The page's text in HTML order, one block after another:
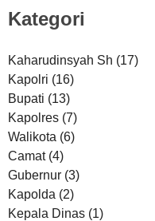
Kategori
Kaharudinsyah Sh (17)
Kapolri (16)
Bupati (13)
Kapolres (7)
Walikota (6)
Camat (4)
Gubernur (3)
Kapolda (2)
Kepala Dinas (1)